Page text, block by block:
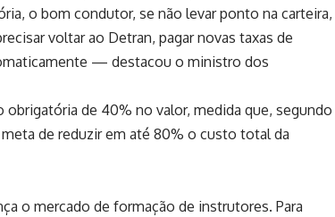
o bom condutor, se não levar ponto na carteira,
voltar ao Detran, pagar novas taxas de
— destacou o ministro dos
de 40% no valor, medida que, segundo
de reduzir em até 80% o custo total da
o mercado de formação de instrutores. Para